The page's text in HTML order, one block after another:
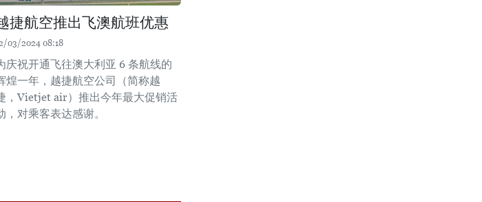
捷航空推出飞澳航班优惠
03/2024 08:18
庆祝开通飞往澳大利亚 6 条航线的
煌一年，越捷航空公司（简称越
，Vietjet air）推出今年最大促销活
，对乘客表达感谢。